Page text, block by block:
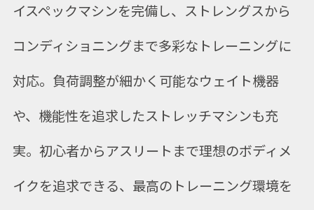
イスペックマシンを完備し、ストレングスから
コンディショニングまで多彩なトレーニングに
対応。負荷調整が細かく可能なウェイト機器
や、機能性を追求したストレッチマシンも充
実。初心者からアスリートまで理想のボディメ
イクを追求できる、最高のトレーニング環境を